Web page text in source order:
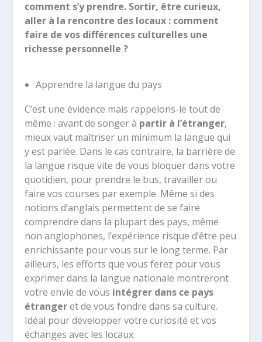
comment s’y prendre. Sortir, être curieux,
aller à la rencontre des locaux : comment
faire de vos différences culturelles une
richesse personnelle ?
Apprendre la langue du pays
C’est une évidence mais rappelons-le tout de
même : avant de songer à partir à l’étranger,
mieux vaut maîtriser un minimum la langue qui
y est parlée. Dans le cas contraire, la barrière de
la langue risque vite de vous bloquer dans votre
quotidien, pour prendre le bus, travailler ou
faire vos courses par exemple. Même si des
notions d’anglais permettent de se faire
comprendre dans la plupart des pays, même
non anglophones, l’expérience risque d’être peu
enrichissante pour vous sur le long terme. Par
ailleurs, les efforts que vous ferez pour vous
exprimer dans la langue nationale montreront
votre envie de vous intégrer dans ce pays
étrangeret de vous fondre dans sa culture.
Idéal pour développer votre curiosité et vos
échanges avec les locaux.